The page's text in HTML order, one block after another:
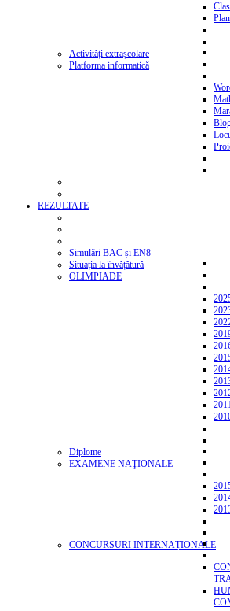
Activități extrașcolare
Platforma informatică
REZULTATE
Simulări BAC și EN8
Situația la învățătură
OLIMPIADE
Diplome
EXAMENE NAŢIONALE
CONCURSURI INTERNAȚIONALE